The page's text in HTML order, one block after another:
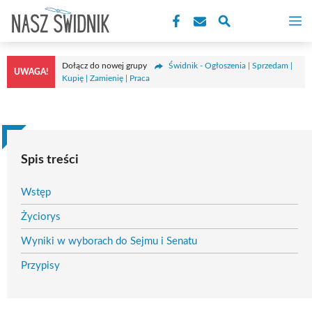
treści
UWAGA!
Dołącz do nowej grupy
Świdnik - Ogłoszenia | Sprzedam |
Kupię | Zamienię | Praca
Spis treści
Wstęp
Życiorys
Wyniki w wyborach do Sejmu i Senatu
Przypisy